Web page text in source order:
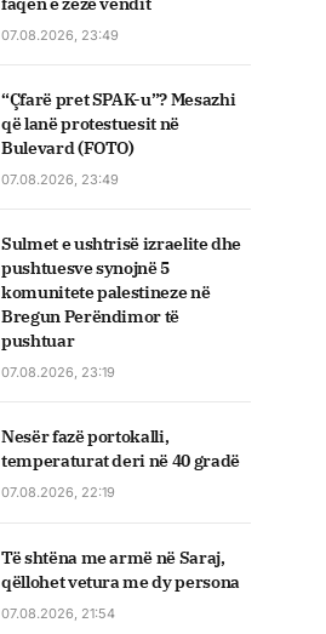
07.08.2026, 23:49
“Çfarë pret SPAK-u”? Mesazhi
që lanë protestuesit në
Bulevard (FOTO)
07.08.2026, 23:49
Sulmet e ushtrisë izraelite dhe
pushtuesve synojnë 5
komunitete palestineze në
Bregun Perëndimor të
pushtuar
07.08.2026, 23:19
Nesër fazë portokalli,
temperaturat deri në 40 gradë
07.08.2026, 22:19
Të shtëna me armë në Saraj,
qëllohet vetura me dy persona
07.08.2026, 21:54